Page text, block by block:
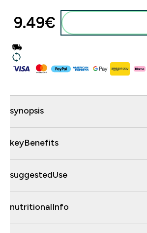
9.49€‎
synopsis
keyBenefits
suggestedUse
nutritionalInfo